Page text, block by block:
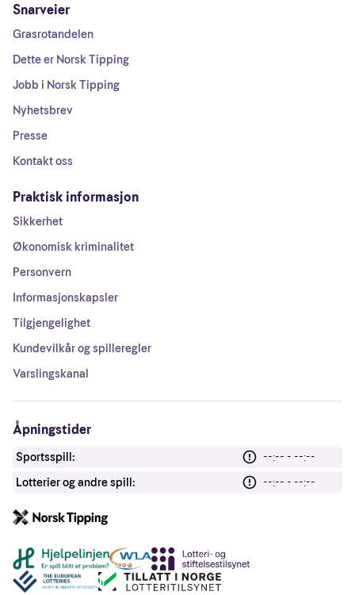
Snarveier
Grasrotandelen
Dette er Norsk Tipping
Jobb i Norsk Tipping
Nyhetsbrev
Presse
Kontakt oss
Praktisk informasjon
Sikkerhet
Økonomisk kriminalitet
Personvern
Informasjonskapsler
Tilgjengelighet
Kundevilkår og spilleregler
Varslingskanal
Åpningstider
Sportsspill:
--:-- - --:--
Lotterier og andre spill:
--:-- - --:--
Andre lenker